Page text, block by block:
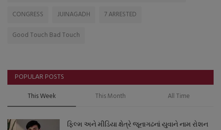
CONGRESS
JUINAGADH
7 ARRESTED
Good Touch Bad Touch
POPULAR POSTS
This Week This Month All Time
ફિલ્મ અને મીડિયા ક્ષેત્રે જૂનાગઢનાં યુવાને નામ રોશન